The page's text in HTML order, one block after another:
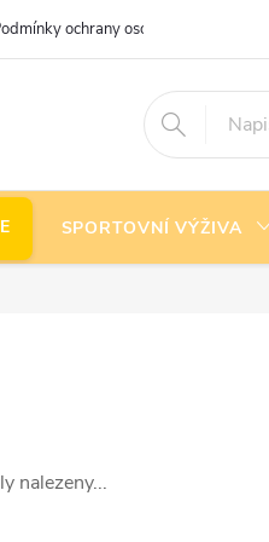
ochrany osobních údajů
SPORTOVNÍ VÝŽIVA
nalezeny...